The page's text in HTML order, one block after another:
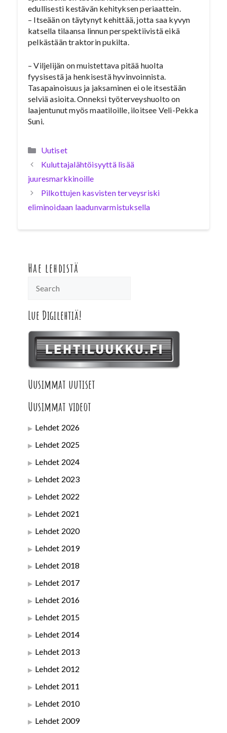
edullisesti kestävän kehityksen periaattein.
– Itseään on täytynyt kehittää, jotta saa kyvyn
katsella tilaansa linnun perspektiivistä eikä
pelkästään traktorin pukilta.
– Viljelijän on muistettava pitää huolta
fyysisestä ja henkisestä hyvinvoinnista.
Tasapainoisuus ja jaksaminen ei ole itsestään
selviä asioita. Onneksi työterveyshuolto on
laajentunut myös maatiloille, iloitsee Veli-Pekka
Suni.
Kategoriat
Uutiset
Kuluttajalähtöisyyttä lisää
juuresmarkkinoille
Pilkottujen kasvisten terveysriski
eliminoidaan laadunvarmistuksella
Hae lehdistä
Lue Digilehtiä!
Uusimmat uutiset
Uusimmat videot
Lehdet 2026
Lehdet 2025
Lehdet 2024
Lehdet 2023
Lehdet 2022
Lehdet 2021
Lehdet 2020
Lehdet 2019
Lehdet 2018
Lehdet 2017
Lehdet 2016
Lehdet 2015
Lehdet 2014
Lehdet 2013
Lehdet 2012
Lehdet 2011
Lehdet 2010
Lehdet 2009